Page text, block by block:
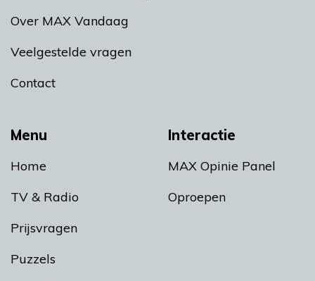
Menu
Home
TV & Radio
Prijsvragen
Puzzels
Interactie
MAX Opinie Panel
Oproepen
Over MAX Vandaag
Veelgestelde vragen
Contact